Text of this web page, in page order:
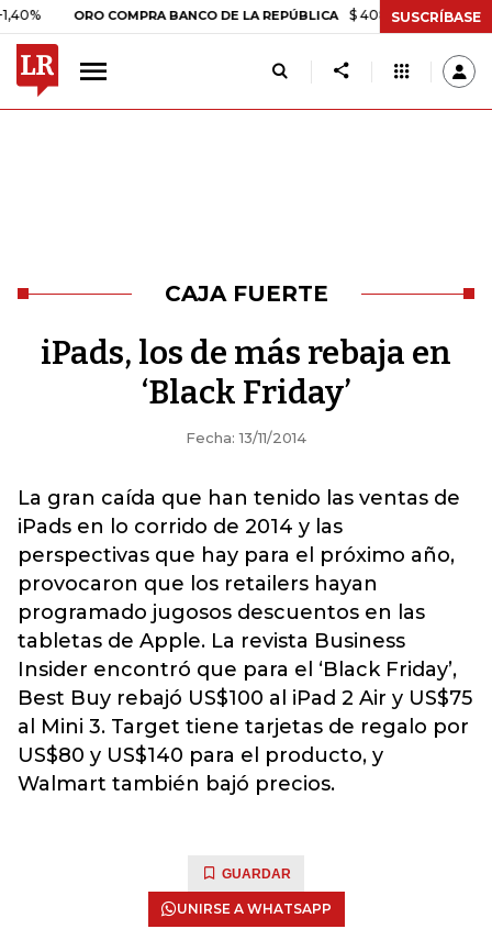
ORO COMPRA BANCO DE LA REPÚBLICA $ 408.498,97 +$ 8.753,81
SUSCRÍBASE
CAJA FUERTE
iPads, los de más rebaja en
‘Black Friday’
Fecha: 13/11/2014
La gran caída que han tenido las ventas de
iPads en lo corrido de 2014 y las
perspectivas que hay para el próximo año,
provocaron que los retailers hayan
programado jugosos descuentos en las
tabletas de Apple. La revista Business
Insider encontró que para el ‘Black Friday’,
Best Buy rebajó US$100 al iPad 2 Air y US$75
al Mini 3. Target tiene tarjetas de regalo por
US$80 y US$140 para el producto, y
Walmart también bajó precios.
GUARDAR
UNIRSE A WHATSAPP